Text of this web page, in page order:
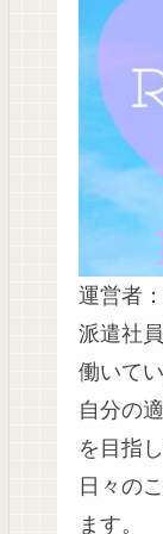
運営者
派遣社
働いてい
自分の
を目指
日々の
ます。